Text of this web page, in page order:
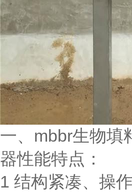
一、mbbr生物填
器性能特点：
1 结构紧凑、操